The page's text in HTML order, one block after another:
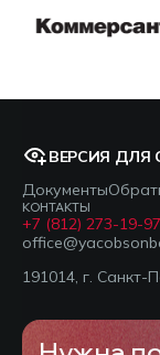
ВЕРСИЯ
Документы
КОНТАКТЫ
+7 (812) 273-19-97
191014, г. Санкт-